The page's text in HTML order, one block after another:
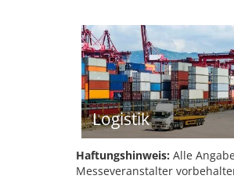
Logistik
Haftungshinweis: Alle
Messeveranstalter